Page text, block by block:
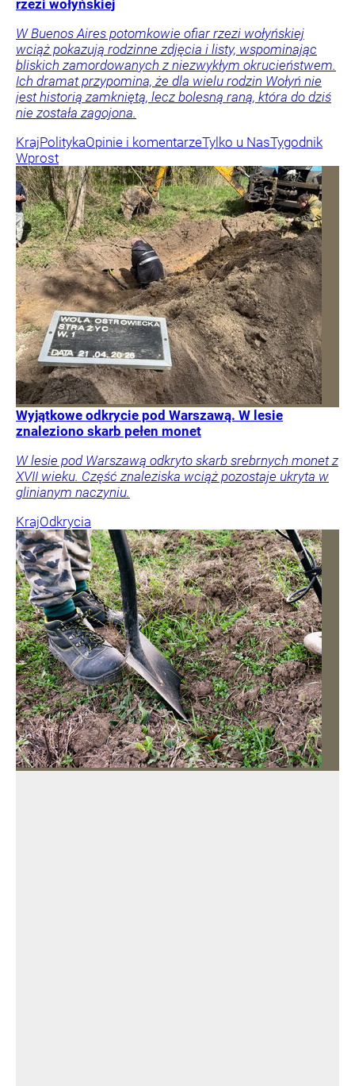
rzezi wołyńskiej
W Buenos Aires potomkowie ofiar rzezi wołyńskiej
wciąż pokazują rodzinne zdjęcia i listy, wspominając
bliskich zamordowanych z niezwykłym okrucieństwem.
Ich dramat przypomina, że dla wielu rodzin Wołyń nie
jest historią zamkniętą, lecz bolesną raną, która do dziś
nie została zagojona.
KrajPolitykaOpinie i komentarzeTylko u NasTygodnik
Wprost
Wyjątkowe odkrycie pod Warszawą. W lesie
znaleziono skarb pełen monet
W lesie pod Warszawą odkryto skarb srebrnych monet z
XVII wieku. Część znaleziska wciąż pozostaje ukryta w
glinianym naczyniu.
KrajOdkrycia